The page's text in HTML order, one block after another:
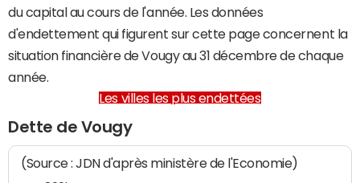
du capital au cours de l'année. Les données
d'endettement qui figurent sur cette page concernent la
situation financière de Vougy au 31 décembre de chaque
année.
Les villes les plus endettées
Dette de Vougy
(Source : JDN d'après ministère de l'Economie)